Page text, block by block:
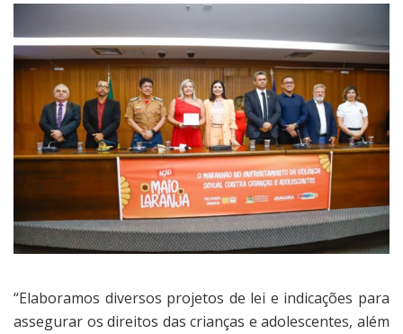
“Elaboramos diversos projetos de lei e indicações para
assegurar os direitos das crianças e adolescentes, além